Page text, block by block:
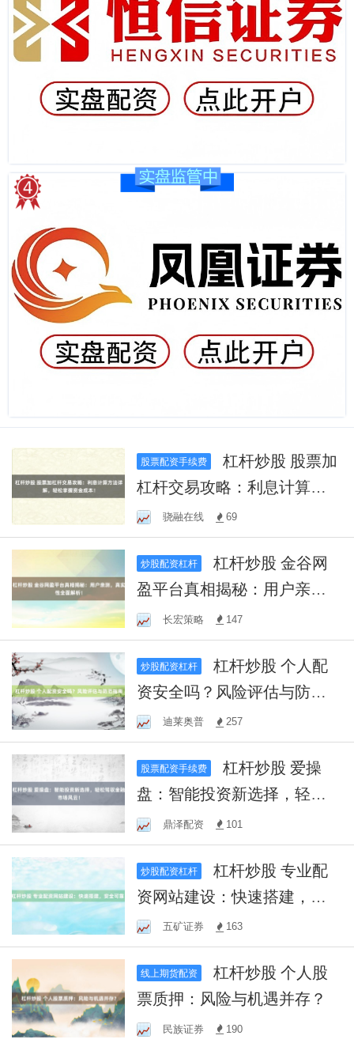
股票配资手续费
杠杆炒股 股票加
杠杆交易攻略：利息计算方
法详解，轻松掌握资金成
本！
骁融在线 69
炒股配资杠杆
杠杆炒股 金谷网
盈平台真相揭秘：用户亲
测，真实性全面解析！
长宏策略 147
炒股配资杠杆
杠杆炒股 个人配
资安全吗？风险评估与防范
指南迪莱奥普 257
股票配资手续费
杠杆炒股 爱操
盘：智能投资新选择，轻松
驾驭金融市场风云！
鼎泽配资 101
炒股配资杠杆
杠杆炒股 专业配
资网站建设：快速搭建，安
全可靠！
五矿证券 163
线上期货配资
杠杆炒股 个人股
票质押：风险与机遇并存？
民族证券 190